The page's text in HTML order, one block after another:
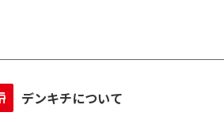
デンキチについて